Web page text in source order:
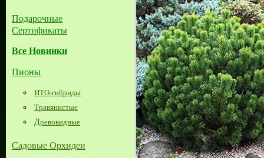
Подарочные
Сертификаты
Все Новинки
Пионы
ИТО-гибриды
Травянистые
Древовидные
Садовые Орхидеи